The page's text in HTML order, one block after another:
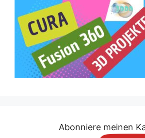
Abonniere meinen